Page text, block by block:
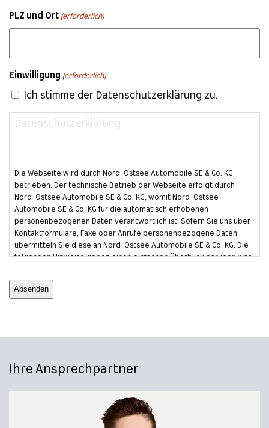
PLZ und Ort (erforderlich)
Einwilligung (erforderlich)
Ich stimme der Datenschutzerklärung zu.
Datenschutzerklärung
Die Webseite wird durch Nord-Ostsee Automobile SE & Co. KG
betrieben. Der technische Betrieb der Webseite erfolgt durch
Nord-Ostsee Automobile SE & Co. KG, womit Nord-Ostsee
Automobile SE & Co. KG für die automatisch erhobenen
personenbezogenen Daten verantwortlich ist. Sofern Sie uns über
Kontaktformulare, Faxe oder Anrufe personenbezogene Daten
übermitteln Sie diese an Nord-Ostsee Automobile SE & Co. KG. Die
folgenden Hinweise geben einen einfachen Überblick darüber, was
Website besuchen. Personenbezogene Daten sind alle Daten, mit
denen Sie persönlich identifiziert werden können. Ausführliche
Ihre Ansprechpartner